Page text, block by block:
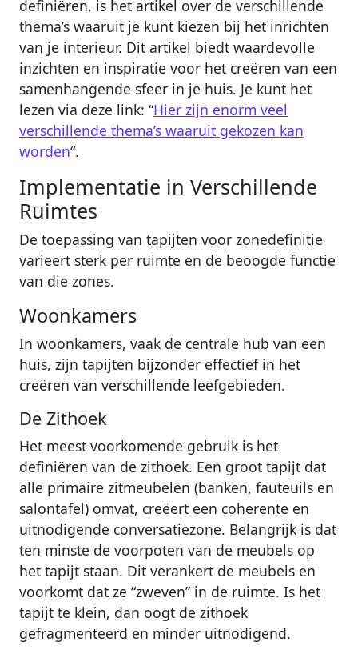
definiëren, is het artikel over de verschillende
thema’s waaruit je kunt kiezen bij het inrichten
van je interieur. Dit artikel biedt waardevolle
inzichten en inspiratie voor het creëren van een
samenhangende sfeer in je huis. Je kunt het
lezen via deze link: “Hier zijn enorm veel
verschillende thema’s waaruit gekozen kan
worden“.
Implementatie in Verschillende
Ruimtes
De toepassing van tapijten voor zonedefinitie
varieert sterk per ruimte en de beoogde functie
van die zones.
Woonkamers
In woonkamers, vaak de centrale hub van een
huis, zijn tapijten bijzonder effectief in het
creëren van verschillende leefgebieden.
De Zithoek
Het meest voorkomende gebruik is het
definiëren van de zithoek. Een groot tapijt dat
alle primaire zitmeubelen (banken, fauteuils en
salontafel) omvat, creëert een coherente en
uitnodigende conversatiezone. Belangrijk is dat
ten minste de voorpoten van de meubels op
het tapijt staan. Dit verankert de meubels en
voorkomt dat ze “zweven” in de ruimte. Is het
tapijt te klein, dan oogt de zithoek
gefragmenteerd en minder uitnodigend.